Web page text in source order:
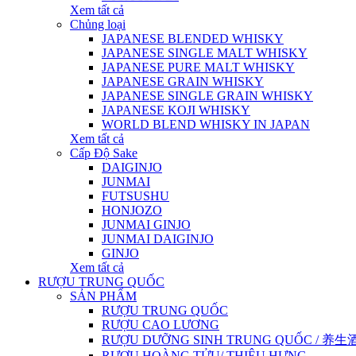
Xem tất cả
Chủng loại
JAPANESE BLENDED WHISKY
JAPANESE SINGLE MALT WHISKY
JAPANESE PURE MALT WHISKY
JAPANESE GRAIN WHISKY
JAPANESE SINGLE GRAIN WHISKY
JAPANESE KOJI WHISKY
WORLD BLEND WHISKY IN JAPAN
Xem tất cả
Cấp Độ Sake
DAIGINJO
JUNMAI
FUTSUSHU
HONJOZO
JUNMAI GINJO
JUNMAI DAIGINJO
GINJO
Xem tất cả
RƯỢU TRUNG QUỐC
SẢN PHẨM
RƯỢU TRUNG QUỐC
RƯỢU CAO LƯƠNG
RƯỢU DƯỠNG SINH TRUNG QUỐC / 养生